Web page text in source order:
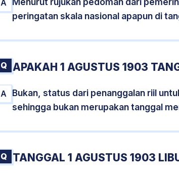
A
peringatan skala nasional apapun di
Q APAKAH 1 AGUSTUS 1903
A
Bukan, status dari penanggalan riil
sehingga bukan merupakan tanggal
Q TANGGAL 1 AGUSTUS 1903